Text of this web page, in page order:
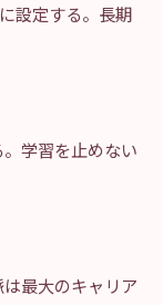
設定する。長期
学習を止めない
最大のキャリア